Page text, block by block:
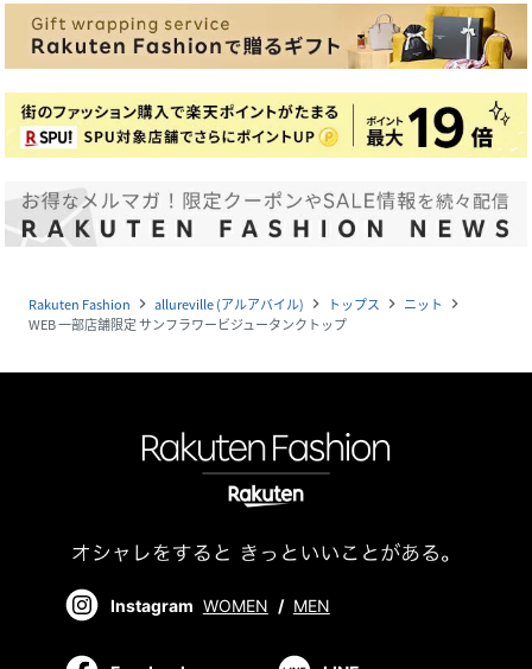
Rakuten Fashion navigate_next allureville (アルアバイル) navigate_next トップス navigate_next ニット navigate_next
WEB 一部店舗限定 サンフラワービジュータンクトップ
Instagram WOMEN / MEN